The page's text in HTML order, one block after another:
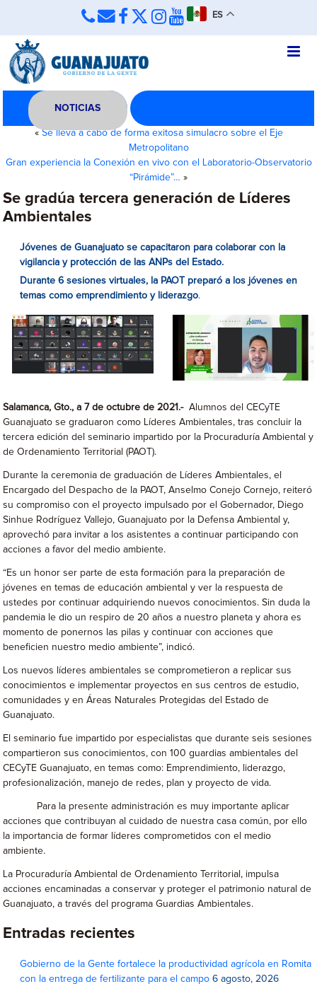
ES
NOTICIAS
« Se lleva a cabo de forma exitosa simulacro sobre el Eje
Metropolitano
Gran experiencia la Conexión en vivo con el Laboratorio-Observatorio
“Pirámide”… »
Se gradúa tercera generación de Líderes
Ambientales
Jóvenes de Guanajuato se capacitaron para colaborar con la
vigilancia y protección de las ANPs del Estado.
Durante 6 sesiones virtuales, la PAOT preparó a los jóvenes en
temas como emprendimiento y liderazgo.
Salamanca, Gto., a 7 de octubre de 2021.- Alumnos del CECyTE
Guanajuato se graduaron como Líderes Ambientales, tras concluir la
tercera edición del seminario impartido por la Procuraduría Ambiental y
de Ordenamiento Territorial (PAOT).
Durante la ceremonia de graduación de Líderes Ambientales, el
Encargado del Despacho de la PAOT, Anselmo Conejo Cornejo, reiteró
su compromiso con el proyecto impulsado por el Gobernador, Diego
Sinhue Rodríguez Vallejo, Guanajuato por la Defensa Ambiental y,
aprovechó para invitar a los asistentes a continuar participando con
acciones a favor del medio ambiente.
“Es un honor ser parte de esta formación para la preparación de
jóvenes en temas de educación ambiental y ver la respuesta de
ustedes por continuar adquiriendo nuevos conocimientos. Sin duda la
pandemia le dio un respiro de 20 años a nuestro planeta y ahora es
momento de ponernos las pilas y continuar con acciones que
beneficien nuestro medio ambiente”, indicó.
Los nuevos líderes ambientales se comprometieron a replicar sus
conocimientos e implementar proyectos en sus centros de estudio,
comunidades y en Áreas Naturales Protegidas del Estado de
Guanajuato.
El seminario fue impartido por especialistas que durante seis sesiones
compartieron sus conocimientos, con 100 guardias ambientales del
CECyTE Guanajuato, en temas como: Emprendimiento, liderazgo,
profesionalización, manejo de redes, plan y proyecto de vida.
Para la presente administración es muy importante aplicar
acciones que contribuyan al cuidado de nuestra casa común, por ello
la importancia de formar líderes comprometidos con el medio
ambiente.
La Procuraduría Ambiental de Ordenamiento Territorial, impulsa
acciones encaminadas a conservar y proteger el patrimonio natural de
Guanajuato, a través del programa Guardias Ambientales.
Entradas recientes
Gobierno de la Gente fortalece la productividad agrícola en Romita
con la entrega de fertilizante para el campo 6 agosto, 2026